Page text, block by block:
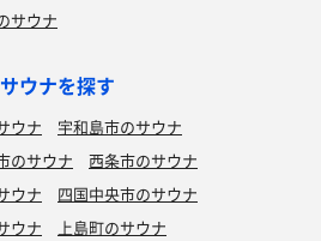
サウナ
ウナを探す
ウナ
宇和島市のサウナ
のサウナ
西条市のサウナ
ウナ
四国中央市のサウナ
ウナ
上島町のサウナ